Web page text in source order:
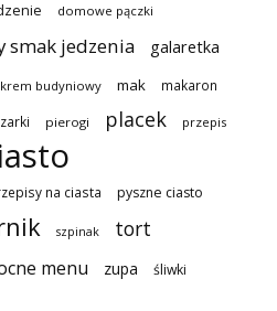
domowe pączki
smak jedzenia galaretka
krem budyniowy mak makaron
pierogi placek przepis
na ciasta pyszne ciasto
szpinak tort
menu zupa śliwki